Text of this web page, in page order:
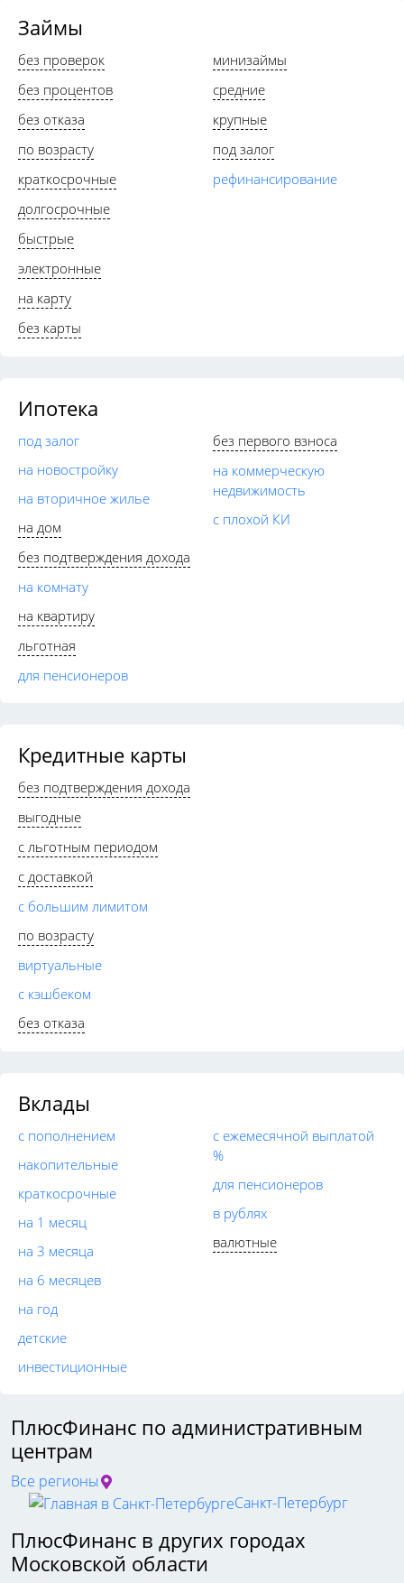
Займы
без проверок
без процентов
без отказа
по возрасту
краткосрочные
долгосрочные
быстрые
электронные
на карту
без карты
минизаймы
средние
крупные
под залог
рефинансирование
Кредитные карты
без подтверждения дохода
выгодные
с льготным периодом
с доставкой
с большим лимитом
по возрасту
виртуальные
с кэшбеком
без отказа
Ипотека
под залог
на новостройку
на вторичное жилье
на дом
без подтверждения дохода
на комнату
на квартиру
льготная
для пенсионеров
без первого взноса
на коммерческую
недвижимость
с плохой КИ
Вклады
с пополнением
накопительные
краткосрочные
на 1 месяц
на 3 месяца
на 6 месяцев
на год
детские
инвестиционные
с ежемесячной выплатой
%
для пенсионеров
в рублях
валютные
ПлюсФинанс по административным
центрам
Все регионы
Санкт-Петербург
ПлюсФинанс в других городах
Московской области